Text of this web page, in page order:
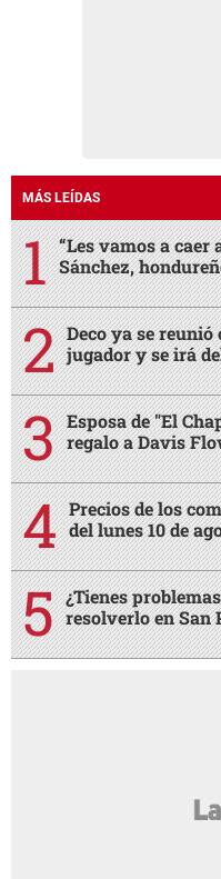
MÁS LEÍDAS
“Les vamos a caer
Sánchez,
Deco ya se
jugador y se irá
Esposa de "El
regalo a Davis
Precios de los
del lunes 10 de
¿Tienes
resolverlo en San